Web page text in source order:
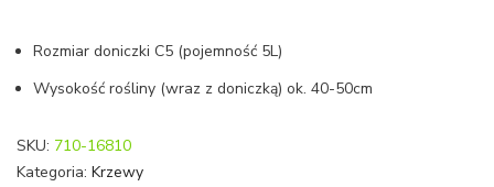
Rozmiar doniczki C5 (pojemność 5L)
Wysokość rośliny (wraz z doniczką) ok. 40-50cm
SKU: 710-16810
Kategoria: Krzewy